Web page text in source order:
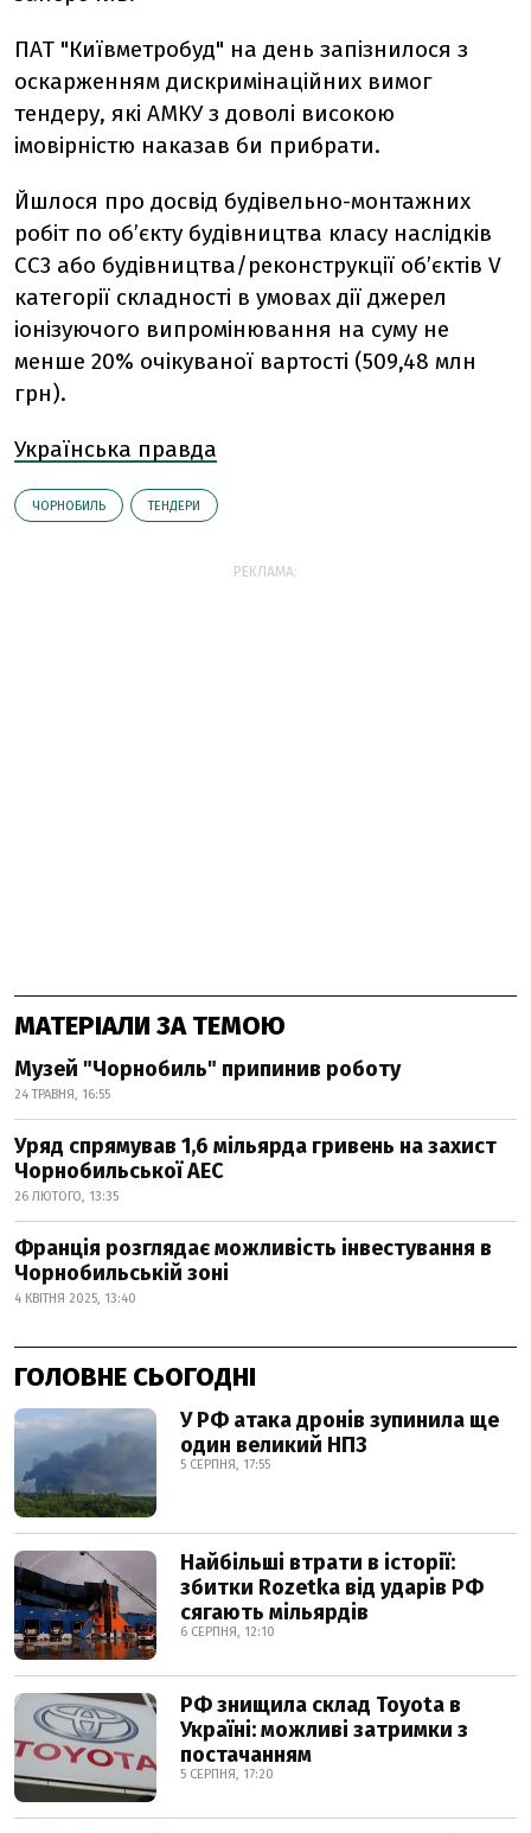
ПАТ "Київметробуд" на день запізнилося з
оскарженням дискримінаційних вимог
тендеру, які АМКУ з доволі високою
імовірністю наказав би прибрати.
Йшлося про досвід будівельно-монтажних
робіт по об’єкту будівництва класу наслідків
СС3 або будівництва/реконструкції об’єктів V
категорії складності в умовах дії джерел
іонізуючого випромінювання на суму не
менше 20% очікуваної вартості (509,48 млн
грн).
Українська правда
ЧОРНОБИЛЬ ТЕНДЕРИ
РЕКЛАМА:
МАТЕРІАЛИ ЗА ТЕМОЮ
Музей "Чорнобиль" припинив роботу
24 ТРАВНЯ, 16:55
Уряд спрямував 1,6 мільярда гривень на захист
Чорнобильської АЕС
26 ЛЮТОГО, 13:35
Франція розглядає можливість інвестування в
Чорнобильській зоні
4 КВІТНЯ 2025, 13:40
ГОЛОВНЕ СЬОГОДНІ
У РФ атака дронів зупинила ще
один великий НПЗ
5 СЕРПНЯ, 17:55
Найбільші втрати в історії:
збитки Rozetka від ударів РФ
сягають мільярдів
6 СЕРПНЯ, 12:10
РФ знищила склад Toyota в
Україні: можливі затримки з
постачанням
5 СЕРПНЯ, 17:20